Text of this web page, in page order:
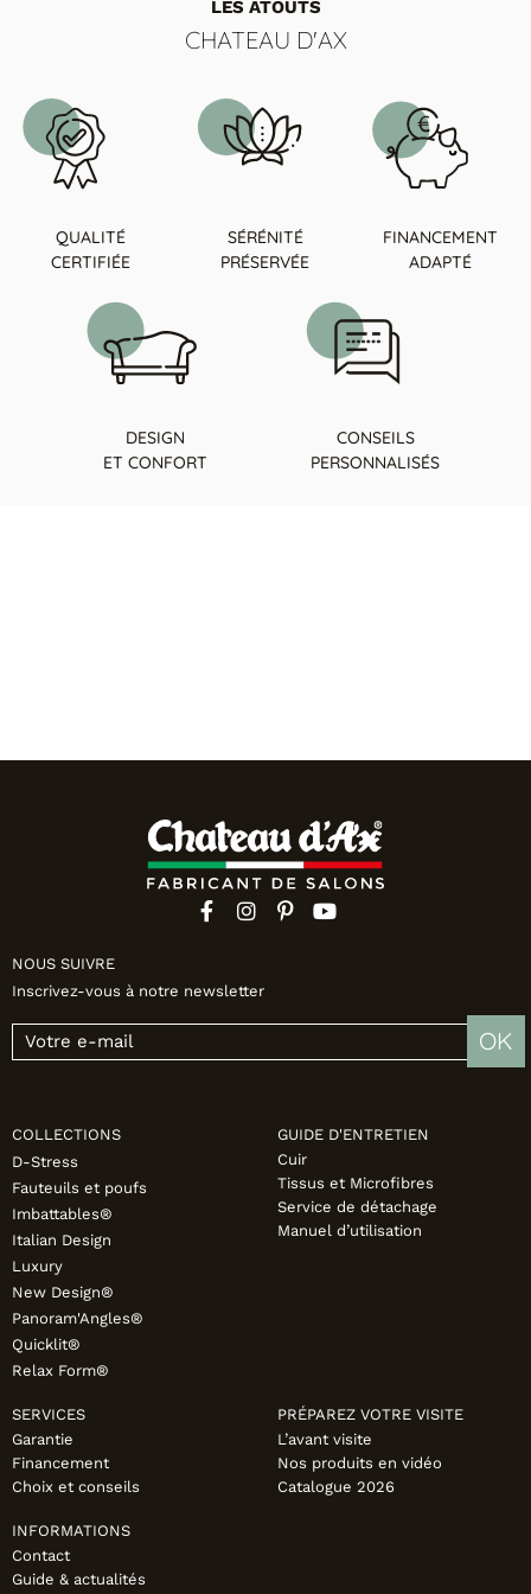
LES ATOUTS
CHATEAU D'AX
QUALITÉ
CERTIFIÉE
SÉRÉNITÉ
PRÉSERVÉE
FINANCEMENT
ADAPTÉ
DESIGN
ET CONFORT
CONSEILS
PERSONNALISÉS
NOUS SUIVRE
Inscrivez-vous à notre newsletter
OK
COLLECTIONS
D-Stress
Fauteuils et poufs
Imbattables®
Italian Design
Luxury
New Design®
Panoram'Angles®
Quicklit®
Relax Form®
GUIDE D'ENTRETIEN
Cuir
Tissus et Microfibres
Service de détachage
Manuel d’utilisation
SERVICES
Garantie
Financement
Choix et conseils
PRÉPAREZ VOTRE VISITE
L’avant visite
Nos produits en vidéo
Catalogue 2026
INFORMATIONS
Contact
Guide & actualités